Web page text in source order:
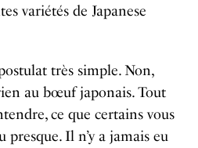
variétés de Japanese
très simple. Non,
au bœuf japonais. Tout
ce que certains vous
Il n’y a jamais eu